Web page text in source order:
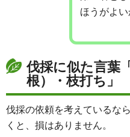
ほうがよい
伐採に似た言葉
根）・枝打ち」
伐採の依頼を考えているな
くと、損はありません。